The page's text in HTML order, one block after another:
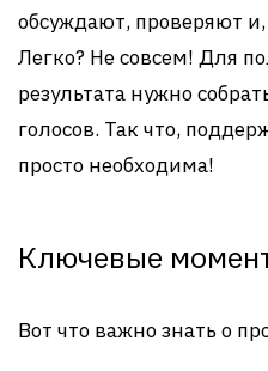
обсуждают, проверяют
Легко? Не совсем! Для
результата нужно
голосов. Так что,
просто необходима!
Ключевые
Вот что важно знать о